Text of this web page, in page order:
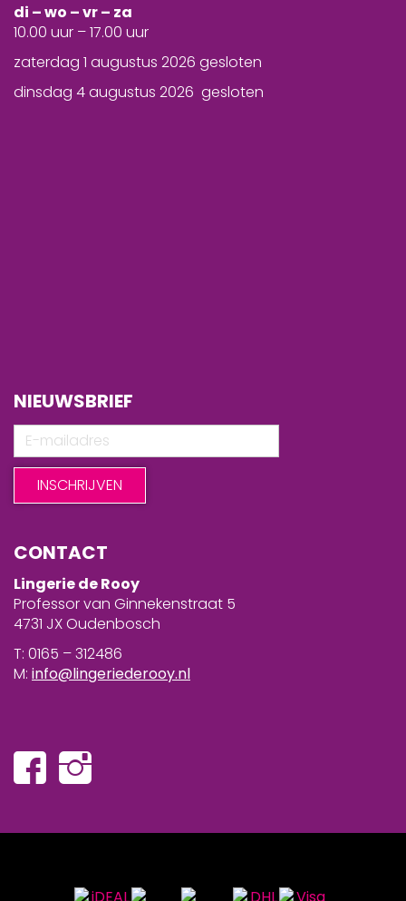
di – wo – vr – za
10.00 uur – 17.00 uur
zaterdag 1 augustus 2026 gesloten
dinsdag 4 augustus 2026 gesloten
NIEUWSBRIEF
CONTACT
Lingerie de Rooy
Professor van Ginnekenstraat 5
4731 JX Oudenbosch
T: 0165 – 312486
M: info@lingeriederooy.nl